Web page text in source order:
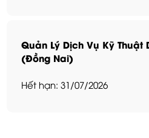
Quản Lý Dịch Vụ Kỹ
(Đồng Nai)
Hết hạn: 31/07/2026